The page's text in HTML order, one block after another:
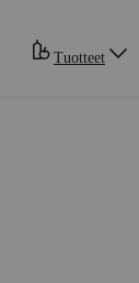
Tuotteet